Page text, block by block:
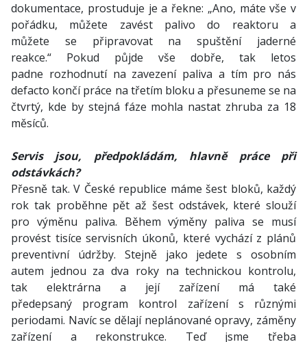
dokumentace, prostuduje je a řekne: „Ano, máte vše v
pořádku, můžete zavést palivo do reaktoru a
můžete se připravovat na spuštění jaderné
reakce.“ Pokud půjde vše dobře, tak letos
padne rozhodnutí na zavezení paliva a tím pro nás
defacto končí práce na třetím bloku a přesuneme se na
čtvrtý, kde by stejná fáze mohla nastat zhruba za 18
měsíců.
Servis jsou, předpokládám, hlavně práce při
odstávkách?
Přesně tak. V České republice máme šest bloků, každý
rok tak proběhne pět až šest odstávek, které slouží
pro výměnu paliva. Během výměny paliva se musí
provést tisíce servisních úkonů, které vychází z plánů
preventivní údržby. Stejně jako jedete s osobním
autem jednou za dva roky na technickou kontrolu,
tak elektrárna a její zařízení má také
předepsaný program kontrol zařízení s různými
periodami. Navíc se dělají neplánované opravy, záměny
zařízení a rekonstrukce. Teď jsme třeba